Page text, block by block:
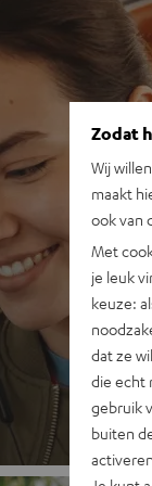
Zodat
Wij
maakt
ook van
Met
je leuk
keuze:
dat ze
die echt
gebruik
buiten